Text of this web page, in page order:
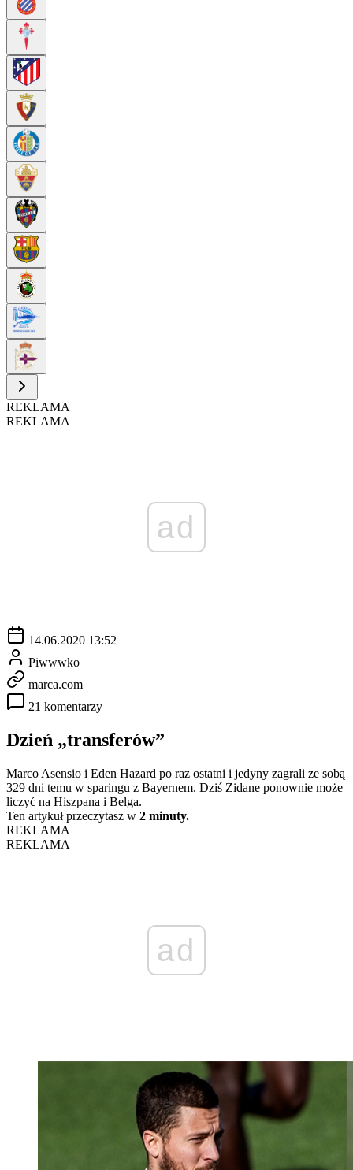
REKLAMA
REKLAMA
ad
14.06.2020 13:52
Piwwwko
marca.com
21 komentarzy
Dzień „transferów”
Marco Asensio i Eden Hazard po raz ostatni i jedyny zagrali ze sobą
329 dni temu w sparingu z Bayernem. Dziś Zidane ponownie może
liczyć na Hiszpana i Belga.
Ten artykuł przeczytasz w 2 minuty.
REKLAMA
REKLAMA
ad